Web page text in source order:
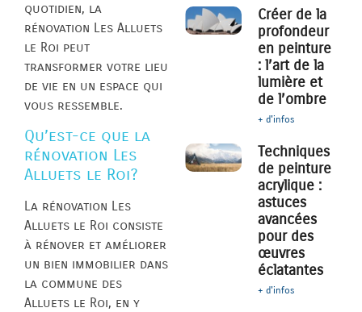
quotidien, la
rénovation Les Alluets
le Roi peut
transformer votre lieu
de vie en un espace qui
vous ressemble.
Qu’est-ce que la
rénovation Les
Alluets le Roi?
La rénovation Les
Alluets le Roi consiste
à rénover et améliorer
un bien immobilier dans
la commune des
Alluets le Roi, en y
Créer de la
profondeur
en peinture
: l’art de la
lumière et
de l’ombre
+ d'infos
Techniques
de peinture
acrylique :
astuces
avancées
pour des
œuvres
éclatantes
+ d'infos